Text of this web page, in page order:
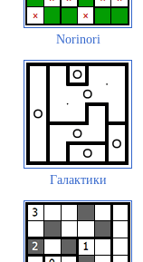
Norinori
Галактики